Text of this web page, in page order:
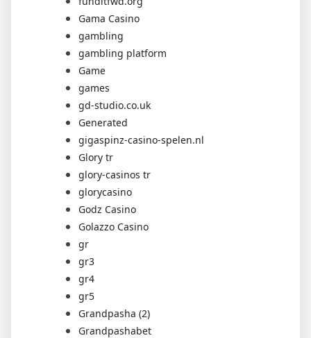
Gama Casino
gambling
gambling platform
Game
games
gd-studio.co.uk
Generated
gigaspinz-casino-spelen.nl
Glory tr
glory-casinos tr
glorycasino
Godz Casino
Golazzo Casino
gr
gr3
gr4
gr5
Grandpasha (2)
Grandpashabet